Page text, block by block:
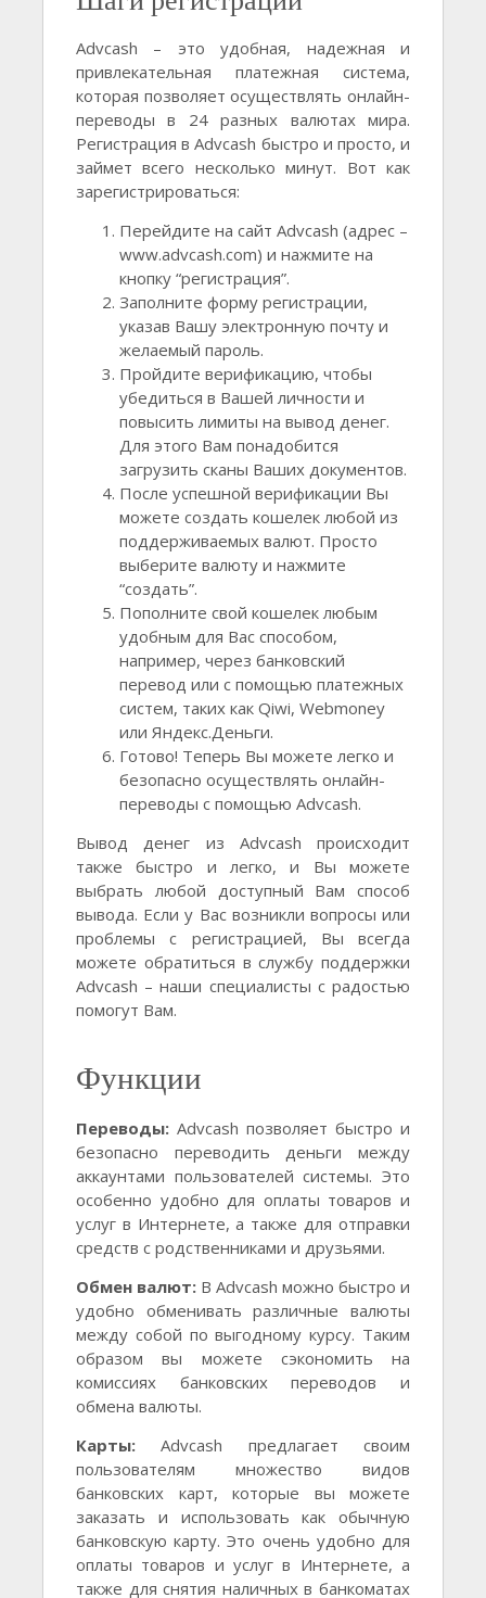
Advcash – это удобная, надежная и
привлекательная платежная система,
которая позволяет осуществлять онлайн-
переводы в 24 разных валютах мира.
Регистрация в Advcash быстро и просто, и
займет всего несколько минут. Вот как
зарегистрироваться:
Перейдите на сайт Advcash (адрес –
www.advcash.com) и нажмите на
кнопку “регистрация”.
Заполните форму регистрации,
указав Вашу электронную почту и
желаемый пароль.
Пройдите верификацию, чтобы
убедиться в Вашей личности и
повысить лимиты на вывод денег.
Для этого Вам понадобится
загрузить сканы Ваших документов.
После успешной верификации Вы
можете создать кошелек любой из
поддерживаемых валют. Просто
выберите валюту и нажмите
“создать”.
Пополните свой кошелек любым
удобным для Вас способом,
например, через банковский
перевод или с помощью платежных
систем, таких как Qiwi, Webmoney
или Яндекс.Деньги.
Готово! Теперь Вы можете легко и
безопасно осуществлять онлайн-
переводы с помощью Advcash.
Вывод денег из Advcash происходит
также быстро и легко, и Вы можете
выбрать любой доступный Вам способ
вывода. Если у Вас возникли вопросы или
проблемы с регистрацией, Вы всегда
можете обратиться в службу поддержки
Advcash – наши специалисты с радостью
помогут Вам.
Функции
Переводы: Advcash позволяет быстро и
безопасно переводить деньги между
аккаунтами пользователей системы. Это
особенно удобно для оплаты товаров и
услуг в Интернете, а также для отправки
средств с родственниками и друзьями.
Обмен валют: В Advcash можно быстро и
удобно обменивать различные валюты
между собой по выгодному курсу. Таким
образом вы можете сэкономить на
комиссиях банковских переводов и
обмена валюты.
Карты: Advcash предлагает своим
пользователям множество видов
банковских карт, которые вы можете
заказать и использовать как обычную
банковскую карту. Это очень удобно для
оплаты товаров и услуг в Интернете, а
также для снятия наличных в банкоматах